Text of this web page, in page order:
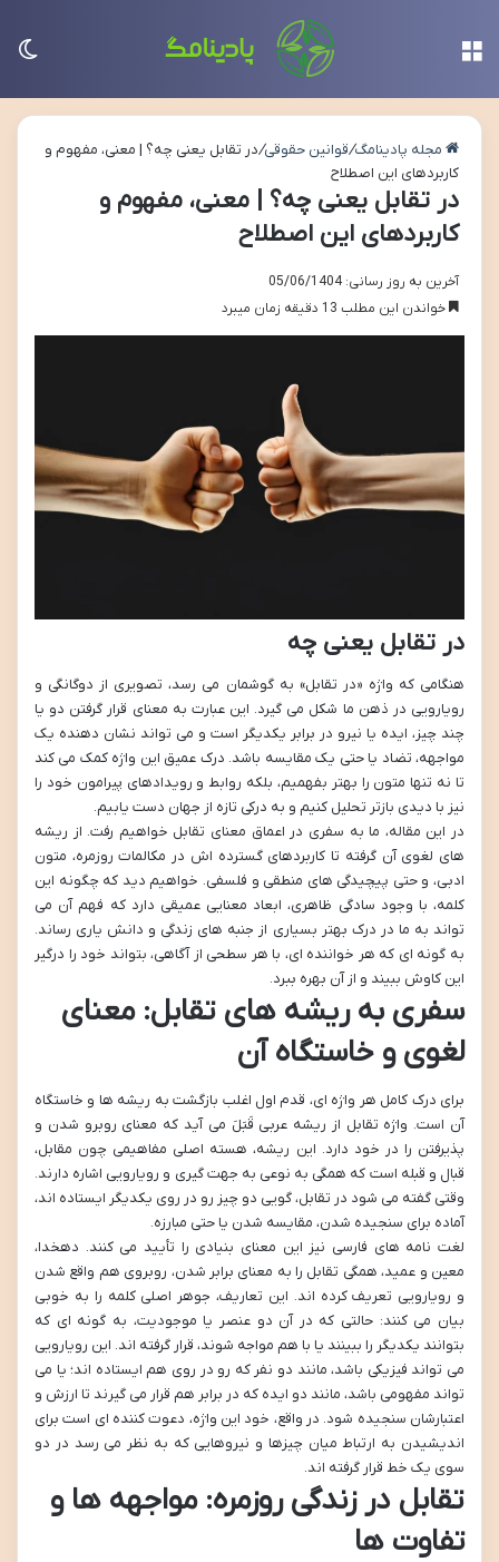
مجله پادینامگ/قوانین حقوقی/در تقابل یعنی چه؟ | معنی، مفهوم و
کاربردهای این اصطلاح
در تقابل یعنی چه؟ | معنی، مفهوم و
کاربردهای این اصطلاح
آخرین به روز رسانی: 05/06/1404
خواندن این مطلب 13 دقیقه زمان میبرد
در تقابل یعنی چه
هنگامی که واژه «در تقابل» به گوشمان می رسد، تصویری از دوگانگی و
رویارویی در ذهن ما شکل می گیرد. این عبارت به معنای قرار گرفتن دو یا
چند چیز، ایده یا نیرو در برابر یکدیگر است و می تواند نشان دهنده یک
مواجهه، تضاد یا حتی یک مقایسه باشد. درک عمیق این واژه کمک می کند
تا نه تنها متون را بهتر بفهمیم، بلکه روابط و رویدادهای پیرامون خود را
نیز با دیدی بازتر تحلیل کنیم و به درکی تازه از جهان دست یابیم.
در این مقاله، ما به سفری در اعماق معنای تقابل خواهیم رفت. از ریشه
های لغوی آن گرفته تا کاربردهای گسترده اش در مکالمات روزمره، متون
ادبی، و حتی پیچیدگی های منطقی و فلسفی. خواهیم دید که چگونه این
کلمه، با وجود سادگی ظاهری، ابعاد معنایی عمیقی دارد که فهم آن می
تواند به ما در درک بهتر بسیاری از جنبه های زندگی و دانش یاری رساند.
به گونه ای که هر خواننده ای، با هر سطحی از آگاهی، بتواند خود را درگیر
این کاوش ببیند و از آن بهره ببرد.
سفری به ریشه های تقابل: معنای
لغوی و خاستگاه آن
برای درک کامل هر واژه ای، قدم اول اغلب بازگشت به ریشه ها و خاستگاه
آن است. واژه تقابل از ریشه عربی قَبَلَ می آید که معنای روبرو شدن و
پذیرفتن را در خود دارد. این ریشه، هسته اصلی مفاهیمی چون مقابل،
قبال و قبله است که همگی به نوعی به جهت گیری و رویارویی اشاره دارند.
وقتی گفته می شود در تقابل، گویی دو چیز رو در روی یکدیگر ایستاده اند،
آماده برای سنجیده شدن، مقایسه شدن یا حتی مبارزه.
لغت نامه های فارسی نیز این معنای بنیادی را تأیید می کنند. دهخدا،
معین و عمید، همگی تقابل را به معنای برابر شدن، روبروی هم واقع شدن
و رویارویی تعریف کرده اند. این تعاریف، جوهر اصلی کلمه را به خوبی
بیان می کنند: حالتی که در آن دو عنصر یا موجودیت، به گونه ای که
بتوانند یکدیگر را ببینند یا با هم مواجه شوند، قرار گرفته اند. این رویارویی
می تواند فیزیکی باشد، مانند دو نفر که رو در روی هم ایستاده اند؛ یا می
تواند مفهومی باشد، مانند دو ایده که در برابر هم قرار می گیرند تا ارزش و
اعتبارشان سنجیده شود. در واقع، خود این واژه، دعوت کننده ای است برای
اندیشیدن به ارتباط میان چیزها و نیروهایی که به نظر می رسد در دو
سوی یک خط قرار گرفته اند.
تقابل در زندگی روزمره: مواجهه ها و
تفاوت ها